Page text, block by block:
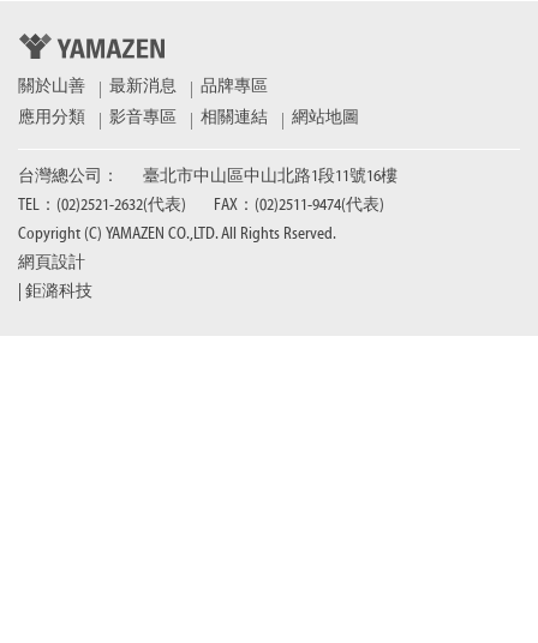
關於山善 最新消息
品牌專區
應用分類
影音專區 相關連結 網站地圖
台灣總公司：
臺北市中山區中山北路1段11號16樓
TEL：(02)2521­-2632(代表)
FAX：(02)2511­-9474(代表)
Copyright (C) YAMAZEN CO.,LTD. All Rights Rserved.
網頁設計
| 鉅潞科技